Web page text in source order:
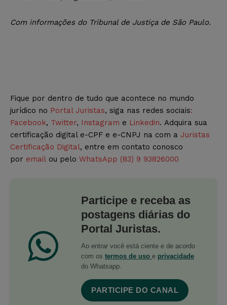
Com informações do Tribunal de Justiça de São Paulo.
Fique por dentro de tudo que acontece no mundo
jurídico no Portal Juristas, siga nas redes sociais:
Facebook, Twitter, Instagram e Linkedin. Adquira sua
certificação digital e-CPF e e-CNPJ na com a Juristas
Certificação Digital, entre em contato conosco
por email ou pelo WhatsApp (83) 9 93826000
Participe e receba as
postagens diárias do
Portal Juristas.
Ao entrar você está ciente e de acordo
com os termos de uso e privacidade
do Whatsapp.
PARTICIPE DO CANAL